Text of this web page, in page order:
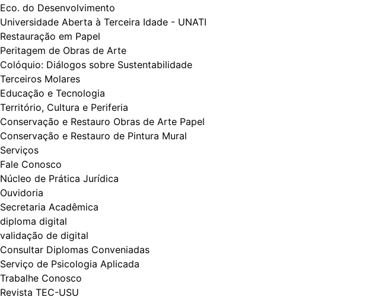
Eco. do Desenvolvimento
Universidade Aberta à Terceira Idade - UNATI
Restauração em Papel
Peritagem de Obras de Arte
Colóquio: Diálogos​​ sobre Sustentabilidade
Terceiros Molares
Educação e Tecnologia
Território, Cultura e Periferia
Conservação e Restauro Obras de Arte Papel
Conservação e Restauro de Pintura Mural
Serviços
Fale Conosco
Núcleo de Prática Jurídica
Ouvidoria
Secretaria Acadêmica
diploma digital
validação de digital
Consultar Diplomas Conveniadas
Serviço de Psicologia Aplicada
Trabalhe Conosco
Revista TEC-USU